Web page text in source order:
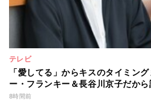
テレビ
「愛してる」からキスのタイミン
ー・フランキー＆長谷川京子だから
8時間前